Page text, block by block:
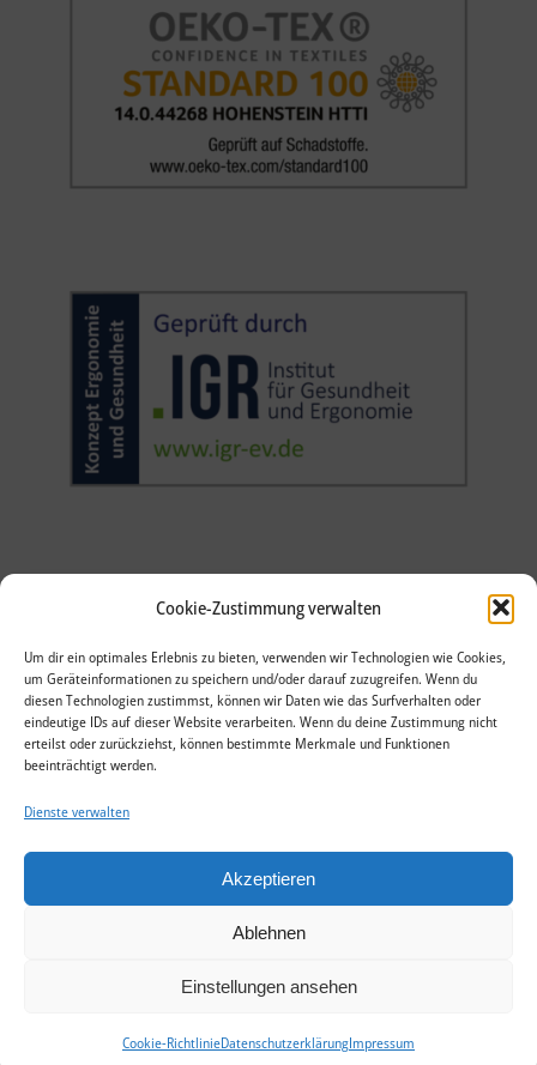
Cookie-Zustimmung verwalten
Um dir ein optimales Erlebnis zu bieten, verwenden wir Technologien wie Cookies,
um Geräteinformationen zu speichern und/oder darauf zuzugreifen. Wenn du
diesen Technologien zustimmst, können wir Daten wie das Surfverhalten oder
eindeutige IDs auf dieser Website verarbeiten. Wenn du deine Zustimmung nicht
erteilst oder zurückziehst, können bestimmte Merkmale und Funktionen
beeinträchtigt werden.
Dienste verwalten
Akzeptieren
Ablehnen
Einstellungen ansehen
Cookie-RichtlinieDatenschutzerklärungImpressum
Datenschutzerklärung